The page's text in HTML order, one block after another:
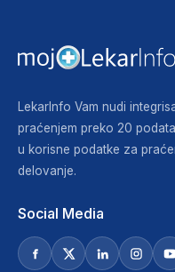
LekarInfo Vam nudi
praćenjem preko 20
u korisne podatke za
delovanje.
Social Media